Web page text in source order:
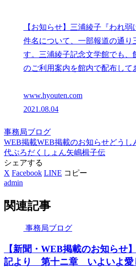
【お知らせ】三浦綾子『われ
件名について、一部報道の通り
す。三浦綾子記念文学館でも、
のご利用案内を館内で配布して
www.hyouten.com
2021.08.04
事務局ブログ
WEB掲載WEB掲載のお知らせどうし
代ぷろだくしょん矢嶋楫子伝
シェアする
X Facebook LINE コピー
admin
関連記事
事務局ブログ
【新聞・WEB掲載のお知らせ
記より 第十ニ章 いよいよ愛